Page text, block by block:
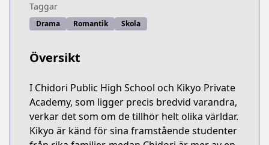
Taggar
Drama Romantik Skola
Översikt
I Chidori Public High School och Kikyo Private
Academy, som ligger precis bredvid varandra,
verkar det som om de tillhör helt olika världar.
Kikyo är känd för sina framstående studenter